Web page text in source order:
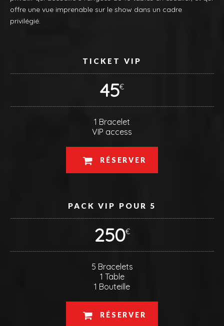
offre une vue imprenable sur le show dans un cadre
privilégié.
TICKET VIP
45€
1 Bracelet
VIP access
RÉSERVER
PACK VIP POUR 5
250€
5 Bracelets
1 Table
1 Bouteille
RÉSERVER